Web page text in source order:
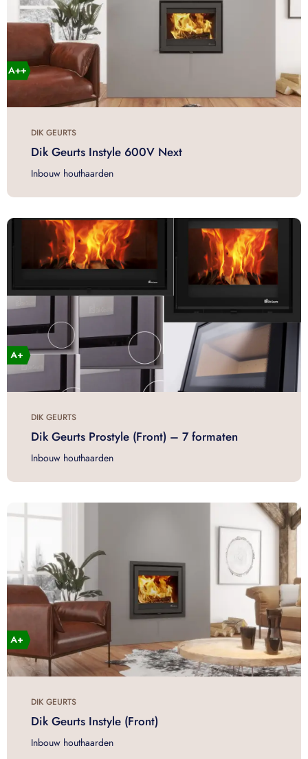
DIK GEURTS
Dik Geurts Instyle 600V Next
Inbouw houthaarden
DIK GEURTS
Dik Geurts Prostyle (Front) – 7 formaten
Inbouw houthaarden
DIK GEURTS
Dik Geurts Instyle (Front)
Inbouw houthaarden